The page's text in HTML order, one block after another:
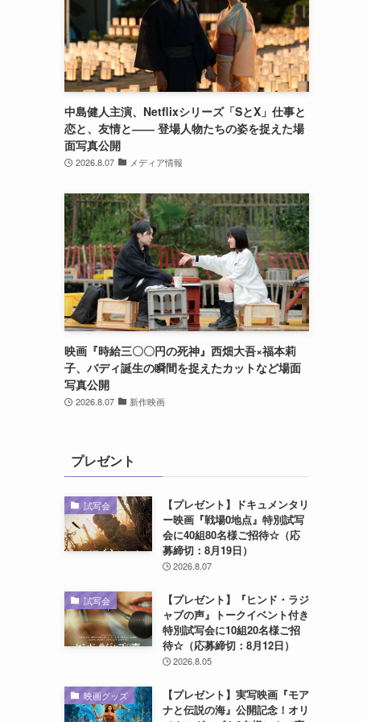
中島健人主演、Netflixシリーズ「SとX」仕事と
恋と、友情と―― 登場人物たちの姿を捉えた場
面写真公開
2026.8.07 メディア情報
映画『時給三〇〇円の死神』西畑大吾×福本莉
子、バディ誕生の瞬間を捉えたカットなど場面
写真公開
2026.8.07 新作映画
プレゼント
試写会
【プレゼント】ドキュメンタリ
ー映画『戦場0地点』特別試写
会に40組80名様ご招待☆（応
募締切：8月19日）
2026.8.07
試写会
【プレゼント】『ヒンド・ラジ
ャブの声』トークイベント付き
特別試写会に10組20名様ご招
待☆（応募締切：8月12日）
2026.8.05
映画グッズ
【プレゼント】実写映画『モア
ナと伝説の海』公開記念！オリ